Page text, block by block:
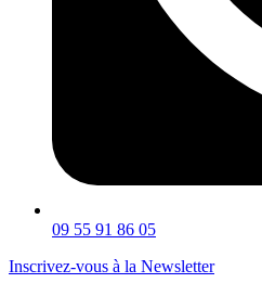
09 55 91 86 05
Inscrivez-vous à la Newsletter